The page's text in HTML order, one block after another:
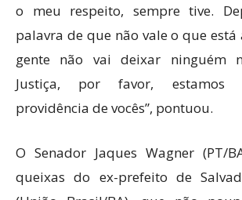
o meu respeito, sempre tive.
palavra de que não vale o que está
gente não vai deixar ninguém
Justiça, por favor, estamos
providência de vocês”, pontuou.
O Senador Jaques Wagner (PT/
queixas do ex-prefeito de